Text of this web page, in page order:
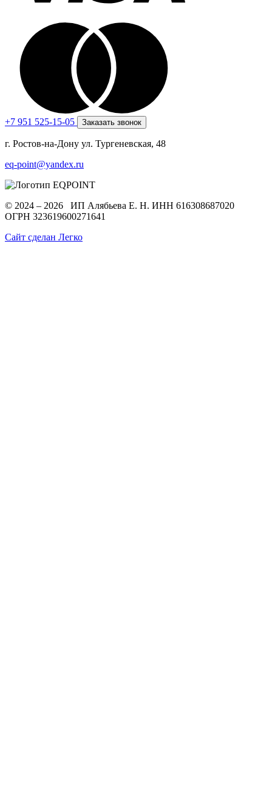
+7 951 525-15-05 Заказать звонок
г. Ростов-на-Дону ул. Тургеневская, 48
eq-point@yandex.ru
© 2024 – 2026 ИП Алябьева Е. Н. ИНН 616308687020
ОГРН 323619600271641
Сайт сделан Легко